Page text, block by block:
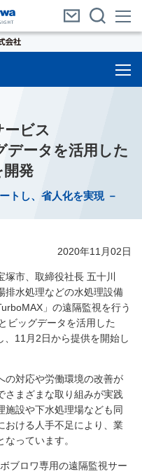
ービス
ータを活用した
開発
トし、省人化を実現 －
2020年11月02日
塚市、取締役社長 五十川
排水処理などの水処理設備
」の遠隔監視を行う
ビッグデータを活用した
、11月2日から提供を開始し
の対応や労働環境の改善が
さまざまな取り組みが実践
施設や下水処理場なども同
おける人手不足により、業
っています。
ブロワ専用の遠隔監視サー